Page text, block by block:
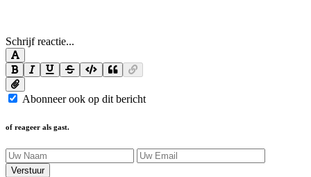
Schrijf reactie...
Abonneer ook op dit bericht
of reageer als gast.
Verstuur